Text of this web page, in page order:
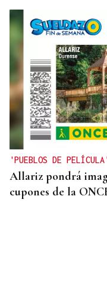
'PUEBLOS DE
Allariz pondrá
cupones de la